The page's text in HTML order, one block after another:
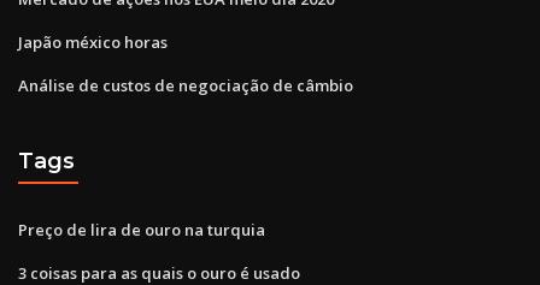
Japão méxico horas
Análise de custos de negociação de câmbio
Tags
Preço de lira de ouro na turquia
3 coisas para as quais o ouro é usado